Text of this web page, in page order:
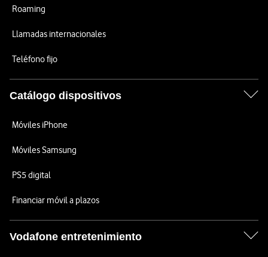
Roaming
Llamadas internacionales
Teléfono fijo
Catálogo dispositivos
Móviles iPhone
Móviles Samsung
PS5 digital
Financiar móvil a plazos
Vodafone entretenimiento